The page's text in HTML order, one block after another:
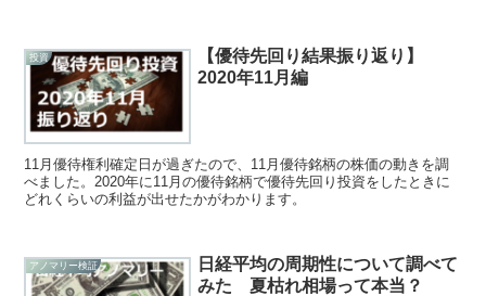
投資
【優待先回り結果振り返り】
2020年11月編
11月優待権利確定日が過ぎたので、11月優待銘柄の株価の動きを調
べました。2020年に11月の優待銘柄で優待先回り投資をしたときに
どれくらいの利益が出せたかがわかります。
アノマリー検証
日経平均の周期性について調べて
みた 夏枯れ相場って本当？